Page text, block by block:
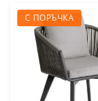
С ПОРЪЧКА